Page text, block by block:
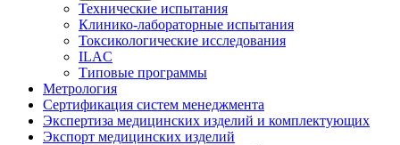
Технические испытания
Клинико-лабораторные испытания
Токсикологические исследования
ILAС
Типовые программы
Метрология
Сертификация систем менеджмента
Экспертиза медицинских изделий и комплектующих
Экспорт медицинских изделий